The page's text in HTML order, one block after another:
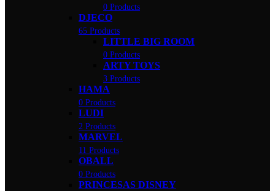
0 Products
DJECO
65 Products
LITTLE BIG ROOM
0 Products
ARTY TOYS
3 Products
HAMA
0 Products
LUDI
2 Products
MARVEL
11 Products
OBALL
0 Products
PRINCESAS DISNEY